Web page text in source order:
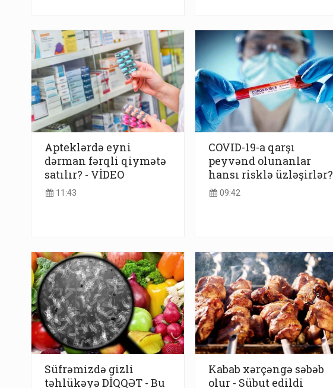
Apteklərdə eyni
dərman fərqli qiymətə
satılır? - VİDEO
11:43
COVID-19-a qarşı
peyvənd olunanlar
hansı risklə üzləşirlər?
09:42
Süfrəmizdə gizli
təhlükəyə DİQQƏT - Bu
Kabab xərçəngə səbəb
olur - Sübut edildi